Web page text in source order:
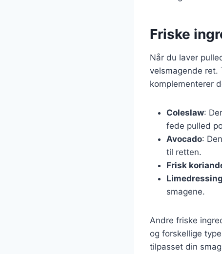
Friske
Når du laver
velsmagende ret.
komplementerer
Coleslaw:
fede pulled
Avocado:
til retten.
Frisk
Limedressing
smagene.
Andre friske
og forskellige
tilpasset din